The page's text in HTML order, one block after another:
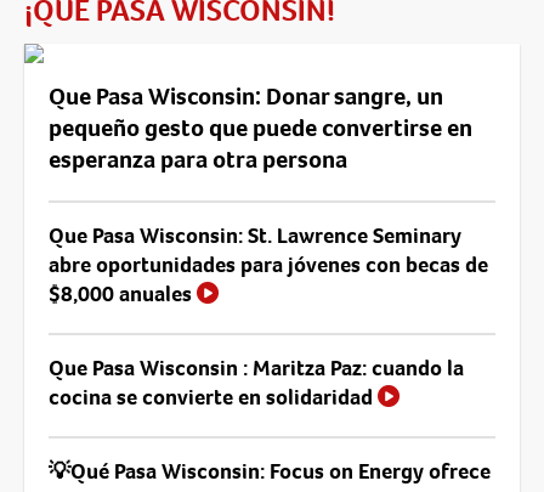
¡QUÉ PASA WISCONSIN!
Que Pasa Wisconsin: Donar sangre, un
pequeño gesto que puede convertirse en
esperanza para otra persona
Que Pasa Wisconsin: St. Lawrence Seminary
abre oportunidades para jóvenes con becas de
$8,000 anuales
Que Pasa Wisconsin : Maritza Paz: cuando la
cocina se convierte en solidaridad
💡Qué Pasa Wisconsin: Focus on Energy ofrece